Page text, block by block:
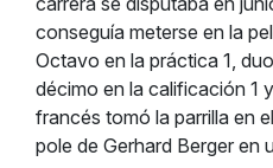
conseguía meterse en la
Octavo en la práctica 1,
décimo en la calificación 1
francés tomó la parrilla en
pole de Gerhard Berger en